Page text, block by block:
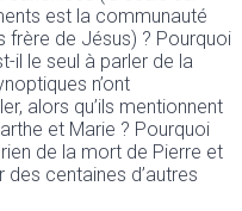
est la communauté
frère de Jésus) ? Pourquoi
il le seul à parler de la
n’ont
alors qu’ils mentionnent
et Marie ? Pourquoi
de la mort de Pierre et
centaines d’autres